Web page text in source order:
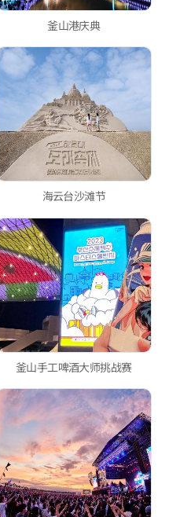
釜山港庆典
海云台沙滩节
釜山手工啤酒大师挑战赛